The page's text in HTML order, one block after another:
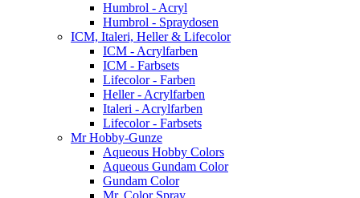
Humbrol - Acryl
Humbrol - Spraydosen
ICM, Italeri, Heller & Lifecolor
ICM - Acrylfarben
ICM - Farbsets
Lifecolor - Farben
Heller - Acrylfarben
Italeri - Acrylfarben
Lifecolor - Farbsets
Mr Hobby-Gunze
Aqueous Hobby Colors
Aqueous Gundam Color
Gundam Color
Mr. Color Spray